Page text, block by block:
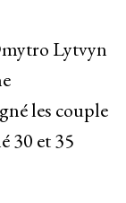
Lytvyn
les couple
30 et 35